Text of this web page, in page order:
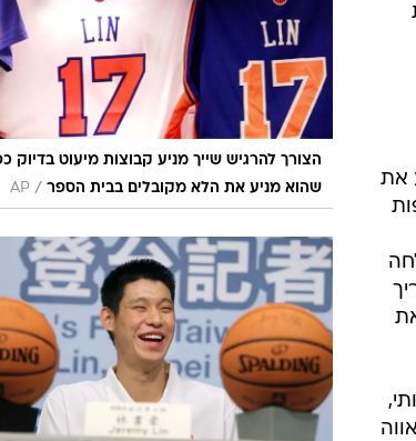
הצורך להרגיש שייך מניע קבוצות מיעוט בדיוק
שהוא מניע את הלא מקובלים בבית הספר /
AP
את